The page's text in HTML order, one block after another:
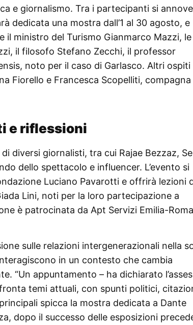
e giornalismo. Tra i partecipanti si
dedicata una mostra dall’1 al 30 agosto, e
il ministro del Turismo Gianmarco Mazzi, le
il filosofo Stefano Zecchi, il professor
noto per il caso di Garlasco. Altri ospiti
Fiorello e Francesca Scopelliti, compagna
e riflessioni
diversi giornalisti, tra cui Rajae Bezzaz,
dello spettacolo e influencer. L’evento si
Luciano Pavarotti e offrirà lezioni
Lini, noti per la loro partecipazione a
è patrocinata da Apt Servizi Emilia-
sulle relazioni intergenerazionali nella
in un contesto che cambia
“Un appuntamento – ha dichiarato
temi attuali, con spunti politici,
spicca la mostra dedicata a Dante
dopo il successo delle esposizioni